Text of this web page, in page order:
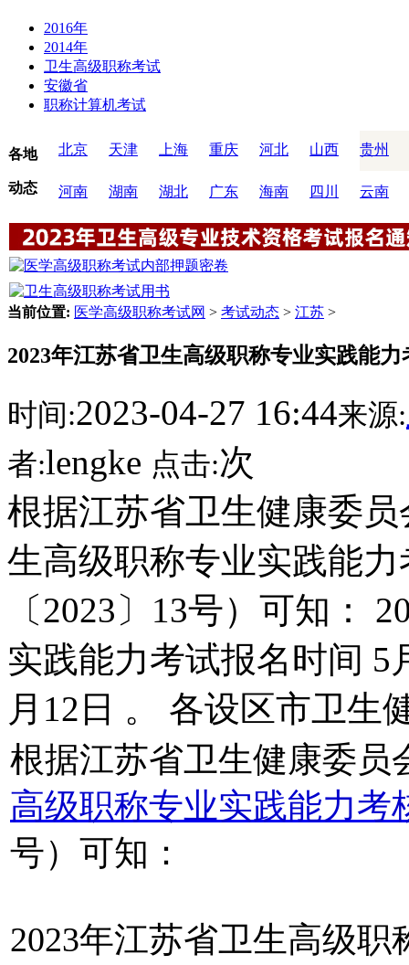
2016年
2014年
卫生高级职称考试
安徽省
职称计算机考试
各地
动态
北京 天津 上海 重庆 河北 山西 贵州
河南 湖南 湖北 广东 海南 四川 云南
当前位置: 医学高级职称考试网 > 考试动态 > 江苏 >
2023年江苏省卫生高级职称专业实践能
时间:2023-04-27 16:44来源:
者:lengke 点击:次
根据江苏省卫生健康委
生高级职称专业实践能
〔2023〕13号）可知：
实践能力考试报名时间 5
月12日 。 各设区市卫生
根据江苏省卫生健康委员
高级职称专业实践能力考
号）可知：
2023年江苏省卫生高级